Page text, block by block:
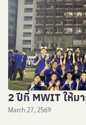
2 ปีที่ MWIT ให้ม
March 27, 2569